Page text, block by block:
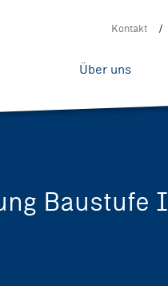
Kontakt
Über uns
Baustufe I